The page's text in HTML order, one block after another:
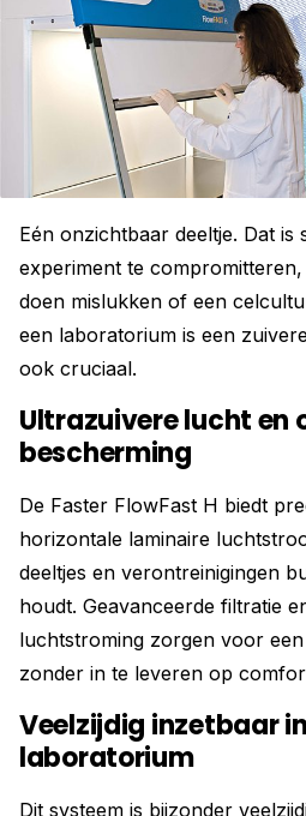
Eén onzichtbaar deeltje. Dat is
experiment te
doen mislukken of een
een laboratorium is een
ook cruciaal.
Ultrazuivere lucht en
bescherming
De Faster FlowFast H biedt
horizontale laminaire
deeltjes en verontreinigingen
houdt. Geavanceerde filtratie
luchtstroming zorgen voor
zonder in te leveren op
Veelzijdig inzetbaar
laboratorium
Dit systeem is bijzonder